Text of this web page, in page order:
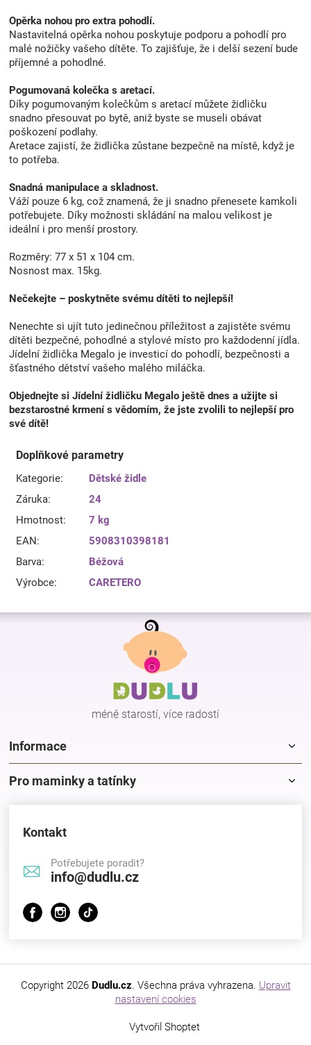
Opěrka nohou pro extra pohodlí.
Nastavitelná opěrka nohou poskytuje podporu a pohodlí pro
malé nožičky vašeho dítěte. To zajišťuje, že i delší sezení bude
příjemné a pohodlné.
Pogumovaná kolečka s aretací.
Díky pogumovaným kolečkům s aretací můžete židličku
snadno přesouvat po bytě, aniž byste se museli obávat
poškození podlahy.
Aretace zajistí, že židlička zůstane bezpečně na místě, když je
to potřeba.
Snadná manipulace a skladnost.
Váží pouze 6 kg, což znamená, že ji snadno přenesete kamkoli
potřebujete. Díky možnosti skládání na malou velikost je
ideální i pro menší prostory.
Rozměry: 77 x 51 x 104 cm.
Nosnost max. 15kg.
Nečekejte – poskytněte svému dítěti to nejlepší!
Nenechte si ujít tuto jedinečnou příležitost a zajistěte svému
dítěti bezpečné, pohodlné a stylové místo pro každodenní jídla.
Jídelní židlička Megalo je investicí do pohodlí, bezpečnosti a
šťastného dětství vašeho malého miláčka.
Objednejte si Jídelní židličku Megalo ještě dnes a užijte si
bezstarostné krmení s vědomím, že jste zvolili to nejlepší pro
své dítě!
Doplňkové parametry
Kategorie:
Dětské židle
Záruka:
24
Hmotnost:
7 kg
EAN:
5908310398181
Barva:
Béžová
Výrobce: CARETERO
Z
méně starostí, více radostí
Informace
Pro maminky a tatínky
Kontakt
Potřebujete poradit?
info@dudlu.cz
Vytvořil Shoptet
Copyright 2026 Dudlu.cz. Všechna práva vyhrazena. Upravit
nastavení cookies